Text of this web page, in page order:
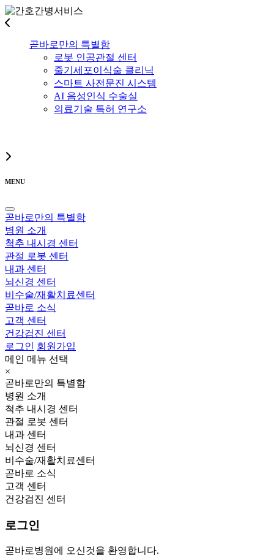
곧바로만의 특별함
로봇 인공관절 센터
줄기세포이식술 클리닉
스마트 사전문진 시스템
AI 음성인식 수술실
의료기술 특허 연구소
MENU
곧바로만의 특별함
병원 소개
척추 내시경 센터
관절 로봇 센터
내과 센터
뇌신경 센터
비수술/재활치료센터
곧바로 소식
고객 센터
건강검진 센터
로그인 회원가입
메인 메뉴 선택
×
곧바로만의 특별함
병원 소개
척추 내시경 센터
관절 로봇 센터
내과 센터
뇌신경 센터
비수술/재활치료센터
곧바로 소식
고객 센터
건강검진 센터
로그인
곧바로병원에 오신것을 환영합니다.